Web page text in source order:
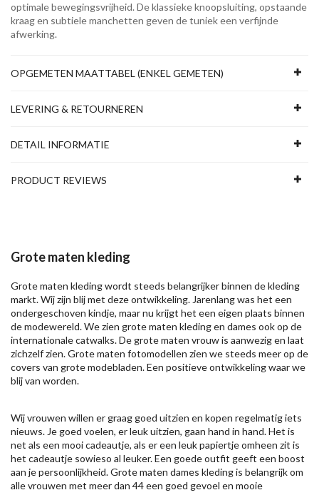
optimale bewegingsvrijheid. De klassieke knoopsluiting, opstaande
kraag en subtiele manchetten geven de tuniek een verfijnde
afwerking.
OPGEMETEN MAATTABEL (ENKEL GEMETEN)
LEVERING & RETOURNEREN
DETAIL INFORMATIE
PRODUCT REVIEWS
Grote maten kleding
Grote maten kleding wordt steeds belangrijker binnen de kleding
markt. Wij zijn blij met deze ontwikkeling. Jarenlang was het een
ondergeschoven kindje, maar nu krijgt het een eigen plaats binnen
de modewereld. We zien grote maten kleding en dames ook op de
internationale catwalks. De grote maten vrouw is aanwezig en laat
zichzelf zien. Grote maten fotomodellen zien we steeds meer op de
covers van grote modebladen. Een positieve ontwikkeling waar we
blij van worden.
Wij vrouwen willen er graag goed uitzien en kopen regelmatig iets
nieuws. Je goed voelen, er leuk uitzien, gaan hand in hand. Het is
net als een mooi cadeautje, als er een leuk papiertje omheen zit is
het cadeautje sowieso al leuker. Een goede outfit geeft een boost
aan je persoonlijkheid. Grote maten dames kleding is belangrijk om
alle vrouwen met meer dan 44 een goed gevoel en mooie